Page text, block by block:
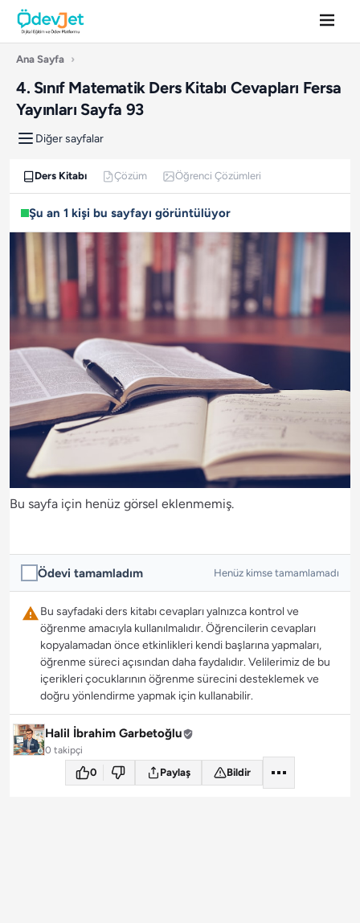
Ana Sayfa ›
4. Sınıf Matematik Ders Kitabı Cevapları Fersa
Yayınları Sayfa 93
Diğer sayfalar
Ders Kitabı Çözüm Öğrenci Çözümleri
Şu an 1 kişi bu sayfayı görüntülüyor
Bu sayfa için henüz görsel eklenmemiş.
Ödevi tamamladım Henüz kimse tamamlamadı
Bu sayfadaki ders kitabı cevapları yalnızca kontrol ve
öğrenme amacıyla kullanılmalıdır. Öğrencilerin cevapları
kopyalamadan önce etkinlikleri kendi başlarına yapmaları,
öğrenme süreci açısından daha faydalıdır. Velilerimiz de bu
içerikleri çocuklarının öğrenme sürecini desteklemek ve
doğru yönlendirme yapmak için kullanabilir.
Halil İbrahim Garbetoğlu
0 takipçi
0 Paylaş Bildir